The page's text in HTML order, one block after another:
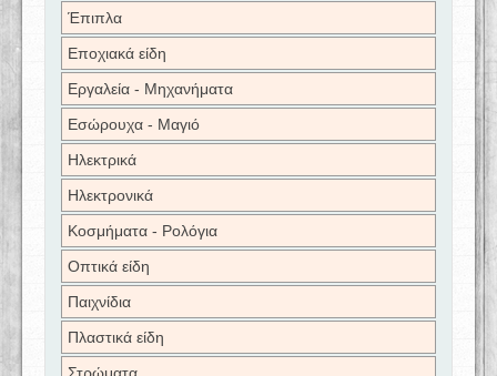
Έπιπλα
Εποχιακά είδη
Εργαλεία - Μηχανήματα
Εσώρουχα - Μαγιό
Ηλεκτρικά
Ηλεκτρονικά
Κοσμήματα - Ρολόγια
Οπτικά είδη
Παιχνίδια
Πλαστικά είδη